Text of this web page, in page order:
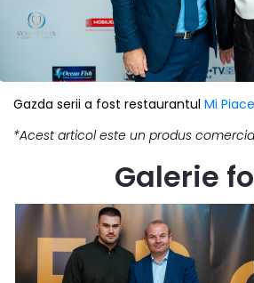
Gazda serii a fost restaurantul Mi Piace
*Acest articol este un produs
Galerie